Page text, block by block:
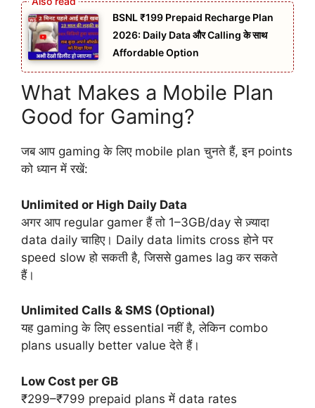
BSNL ₹199 Prepaid Recharge Plan
2026: Daily Data और Calling के साथ
Affordable Option
What Makes a Mobile Plan
Good for Gaming?
जब आप gaming के लिए mobile plan चुनते हैं, इन points
को ध्यान में रखें:
Unlimited or High Daily Data
अगर आप regular gamer हैं तो 1–3GB/day से ज़्यादा
data daily चाहिए। Daily data limits cross होने पर
speed slow हो सकती है, जिससे games lag कर सकते
हैं।
Unlimited Calls & SMS (Optional)
यह gaming के लिए essential नहीं है, लेकिन combo
plans usually better value देते हैं।
Low Cost per GB
₹299–₹799 prepaid plans में data rates